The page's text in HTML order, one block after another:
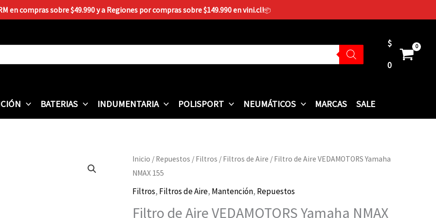
en compras sobre $49.990 y a Regiones por compras sobre $149.990 en vini.cl!📦
$
0
BATERIAS INDUMENTARIA POLISPORT NEUMÁTICOS MARCAS SALE
Inicio / Repuestos / Filtros / Filtros de Aire / Filtro de Aire VEDAMOTORS Yamaha
NMAX 155
Filtros, Filtros de Aire, Mantención, Repuestos
Filtro de Aire VEDAMOTORS Yamaha NMAX
Filtro
de
Aire